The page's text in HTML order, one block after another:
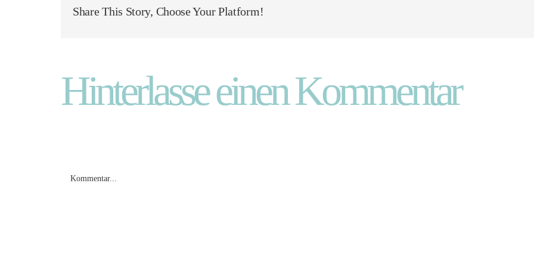
Share This Story, Choose Your Platform!
Hinterlasse einen Kommentar
Kommentar